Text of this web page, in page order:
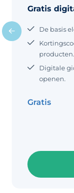
Gratis
De basis
producten.
Digitale
openen.
Gratis